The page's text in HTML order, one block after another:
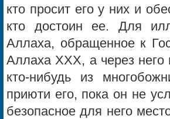
кто просит его у них и
кто достоин ее. Для
Аллаха, обращенное к
Аллаха ХХХ, а через него
кто-нибудь из
приюти его, пока он не
безопасное для него